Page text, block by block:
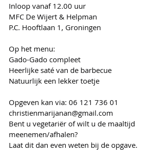
Inloop vanaf 12.00 uur
MFC De Wijert & Helpman
P.C. Hooftlaan 1, Groningen
Op het menu:
Gado-Gado compleet
Heerlijke saté van de barbecue
Natuurlijk een lekker toetje
Opgeven kan via: 06 121 736 01
christienmarijanan@gmail.com
Bent u vegetariër of wilt u de maaltijd
meenemen/afhalen?
Laat dit dan even weten bij de opgave.